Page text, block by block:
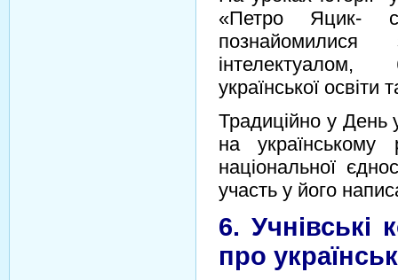
«Петро Яцик-
інтелектуалом,
української освіти
Традиційно у День
на українському
національної
участь у його
6. Учнівські
про